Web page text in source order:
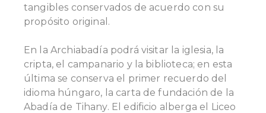
tangibles conservados de acuerdo con su
propósito original.
En la Archiabadía podrá visitar la iglesia, la
cripta, el campanario y la biblioteca; en esta
última se conserva el primer recuerdo del
idioma húngaro, la carta de fundación de la
Abadía de Tihany. El edificio alberga el Liceo